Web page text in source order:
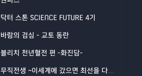
닥터 스톤 SCIENCE FUTURE 4기
바람의 검심 - 교토 동란
블리치 천년혈전 편 -화진담-
무직전생 ~이세계에 갔으면 최선을 다한다~ Part 2